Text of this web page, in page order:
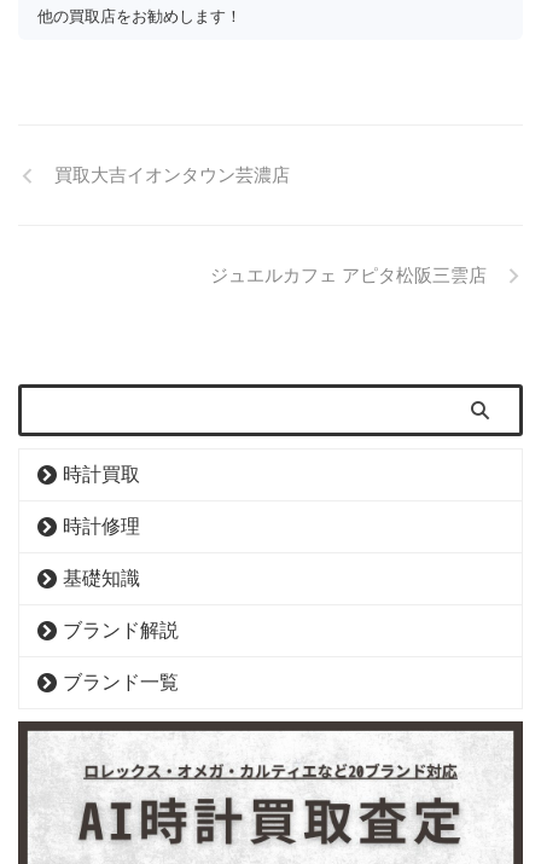
他の買取店をお勧めします！
買取大吉イオンタウン芸濃店
ジュエルカフェ アピタ松阪三雲店
時計買取
時計修理
基礎知識
ブランド解説
ブランド一覧